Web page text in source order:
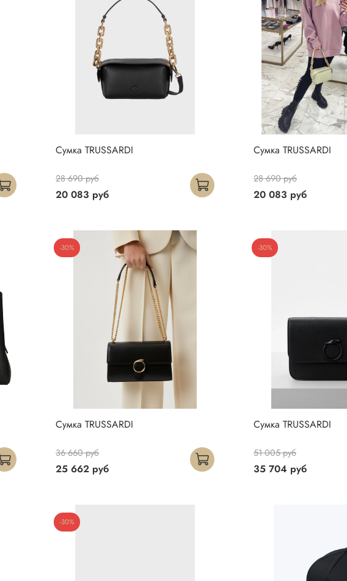
Сумка TRUSSARDI
20 083 руб
28 690 руб
Сумка TRUSSARDI
20 083 руб
28 690 руб
-30%
Сумка TRUSSARDI
25 662 руб
36 660 руб
-30%
Сумка TRUSSARDI
35 704 руб
51 005 руб
-30%